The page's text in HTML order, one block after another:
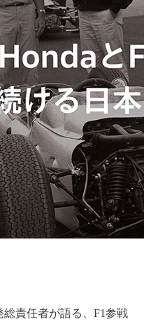
責任者が語る、F1参戦